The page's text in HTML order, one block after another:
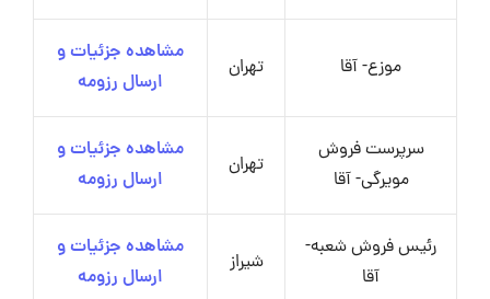
موزع- آقا تهران
مشاهده جزئیات و
ارسال رزومه
سرپرست فروش
مویرگی- آقا
تهران
مشاهده جزئیات و
ارسال رزومه
رئیس فروش شعبه-
آقا
شیراز
مشاهده جزئیات و
ارسال رزومه